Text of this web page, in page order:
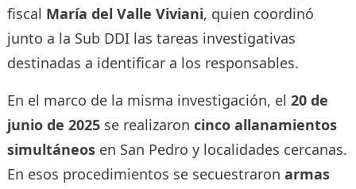
fiscal María del Valle Viviani, quien coordinó
junto a la Sub DDI las tareas investigativas
destinadas a identificar a los responsables.
En el marco de la misma investigación, el 20 de
junio de 2025se realizaron cinco allanamientos
simultáneosen San Pedro y localidades cercanas.
En esos procedimientos se secuestraron armas